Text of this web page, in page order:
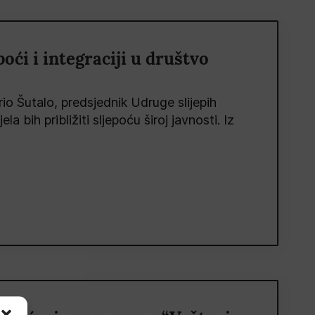
i integraciji u društvo
Šutalo, predsjednik Udruge slijepih
bih približiti sljepoću široj javnosti. Iz